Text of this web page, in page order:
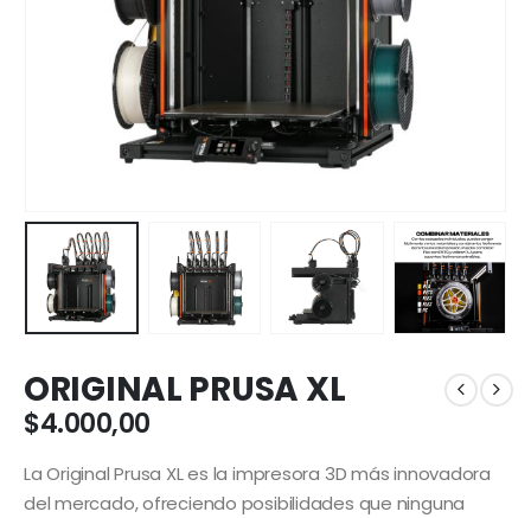
ORIGINAL PRUSA XL
$4.000,00
La Original Prusa XL es la impresora 3D más innovadora
del mercado, ofreciendo posibilidades que ninguna